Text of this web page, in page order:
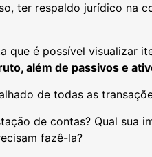
ter respaldo jurídico na
que é possível visualizar
além de passivos e
de todas as
de contas? Qual sua
fazê-la?